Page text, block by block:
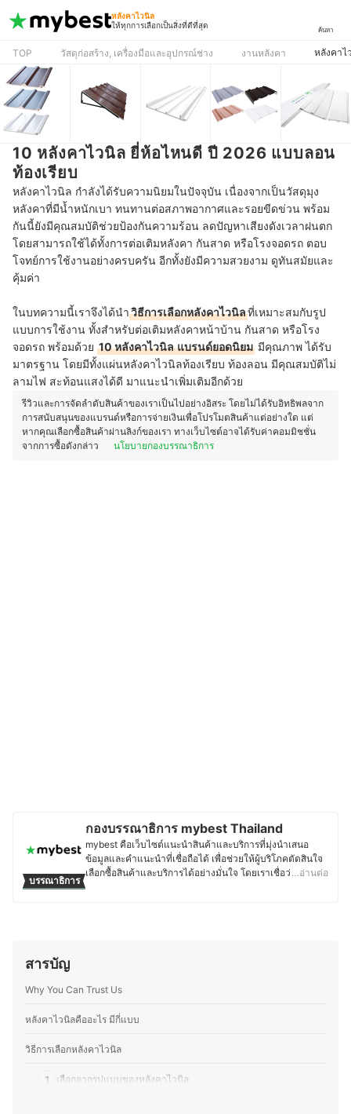
หลังคาไวนิล
ให้ทุกการเลือกเป็นสิ่งที่ดีที่สุด
ค้นหา
TOP วัสดุก่อสร้าง, เครื่องมือและอุปกรณ์ช่าง งานหลังคา หลังคาไ
10 หลังคาไวนิล ยี่ห้อไหนดี ปี 2026 แบบลอน
ท้องเรียบ
หลังคาไวนิล กำลังได้รับความนิยมในปัจจุบัน เนื่องจากเป็นวัสดุมุง
หลังคาที่มีน้ำหนักเบา ทนทานต่อสภาพอากาศและรอยขีดข่วน พร้อม
กันนี้ยังมีคุณสมบัติช่วยป้องกันความร้อน ลดปัญหาเสียงดังเวลาฝนตก
โดยสามารถใช้ได้ทั้งการต่อเติมหลังคา กันสาด หรือโรงจอดรถ ตอบ
โจทย์การใช้งานอย่างครบครัน อีกทั้งยังมีความสวยงาม ดูทันสมัยและ
คุ้มค่า
ในบทความนี้เราจึงได้นำวิธีการเลือกหลังคาไวนิลที่เหมาะสมกับรูป
แบบการใช้งาน ทั้งสำหรับต่อเติมหลังคาหน้าบ้าน กันสาด หรือโรง
จอดรถ พร้อมด้วย 10 หลังคาไวนิล แบรนด์ยอดนิยม มีคุณภาพ ได้รับ
มาตรฐาน โดยมีทั้งแผ่นหลังคาไวนิลท้องเรียบ ท้องลอน มีคุณสมบัติไม่
ลามไฟ สะท้อนแสงได้ดี มาแนะนำเพิ่มเติมอีกด้วย
รีวิวและการจัดลำดับสินค้าของเราเป็นไปอย่างอิสระ โดยไม่ได้รับอิทธิพลจาก
การสนับสนุนของแบรนด์หรือการจ่ายเงินเพื่อโปรโมตสินค้าแต่อย่างใด แต่
หากคุณเลือกซื้อสินค้าผ่านลิงก์ของเรา ทางเว็บไซต์อาจได้รับค่าคอมมิชชั่น
จากการซื้อดังกล่าว
นโยบายกองบรรณาธิการ
บรรณาธิการ
กองบรรณาธิการ mybest Thailand
mybest คือเว็บไซต์แนะนำสินค้าและบริการที่มุ่งนำเสนอ
ข้อมูลและคำแนะนำที่เชื่อถือได้ เพื่อช่วยให้ผู้บริโภคตัดสินใจ
เลือกซื้อสินค้าและบริการได้อย่างมั่นใจ โดยเราเชื่อว่าการ
รายละเอียดของผลิตภัณฑ์แต่ละประเภท ตั้งแต่การเปรียบ
เพราะเราเข้าใจว่าความต้องการของผู้บริโภคมีความหลาก
โจทย์การใช้งานในชีวิตประจำวันมากที่สุด
ประวัติของ กองบรรณาธิการ mybest Thailand
…อ่านต่อ
สารบัญ
Why You Can Trust Us
หลังคาไวนิลคืออะไร มีกี่แบบ
วิธีการเลือกหลังคาไวนิล
1 เลือกจากรูปแบบของหลังคาไวนิล